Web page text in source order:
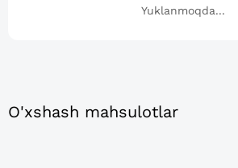
Yuklanmoqda...
O'xshash mahsulotlar